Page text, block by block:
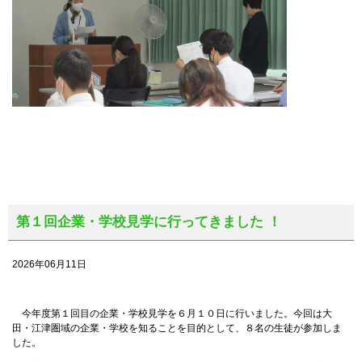
第１回企業・学校見学に行ってきました ！
2026年06月11日
今年度第１回目の企業・学校見学を６月１０日に行いました。今回は大
田・江津圏域の企業・学校を知ることを目的として、８名の生徒が参加しま
した。